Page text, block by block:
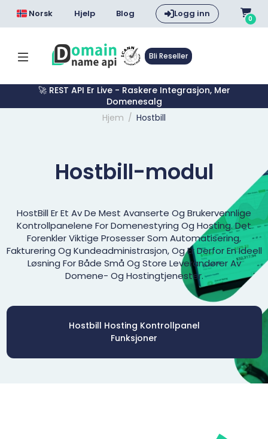
Norsk Hjelp Blog Logg inn 0
Bli Reseller
🚀 REST API Er Live - Raskere Integrasjon, Mer
Domenesalg
Hjem
Hostbill
Hostbill-modul
HostBill Er Et Av De Mest Avanserte Og Brukervennlige
Kontrollpanelene For Domenestyring Og Hosting. Det
Forenkler Viktige Prosesser Som Automatisering,
Fakturering Og Kundeadministrasjon, Og Er Derfor En Ideell
Løsning For Både Små Og Store Leverandører Av
Domene- Og Hostingtjenester.
Hostbill Hosting Kontrollpanel
Funksjoner